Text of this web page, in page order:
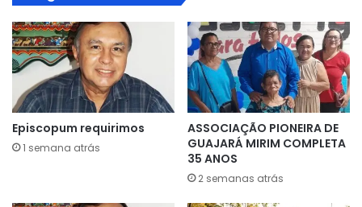
Episcopum requirimos
1 semana atrás
ASSOCIAÇÃO PIONEIRA DE
GUAJARÁ MIRIM COMPLETA
35 ANOS
2 semanas atrás